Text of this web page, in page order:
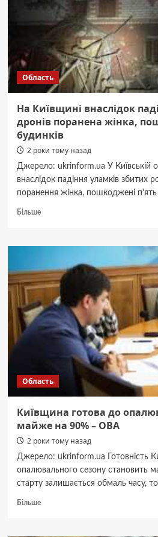
підпал
автівки
ЗСУ,
збирали
читачі
Область
На Київщині внаслідок
дронів поранена жінка,
будинків
2 роки тому назад
Джерело: ukrinform.ua У Київській
внаслідок падіння уламків збитих
поранення жінка, пошкоджені п'ять
БільшеДокладніше
Київщині
падіння
уламків
дронів
поранена
жінка,
пошкоджені
Область
Київщина готова до
майже на 90% – ОВА
2 роки тому назад
Джерело: ukrinform.ua Готовність
опалювального сезону становить
старту залишається обмаль часу,
БільшеДокладніше
готова